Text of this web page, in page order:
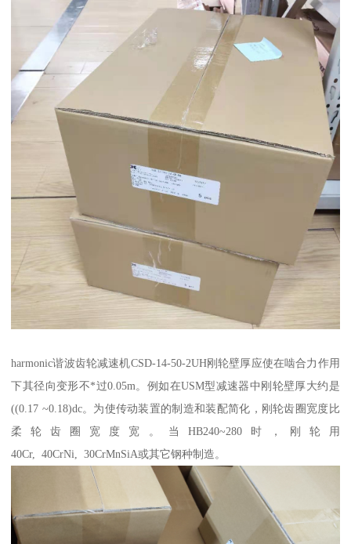
harmonic谐波齿轮减速机CSD-14-50-2UH刚轮壁厚应使在啮合力作用
下其径向变形不*过0.05m。例如在USM型减速器中刚轮壁厚大约是
((0.17 ~0.18)dc。为使传动装置的制造和装配简化，刚轮齿圈宽度比
柔轮齿圈宽度宽。当HB240~280时，刚轮用
40Cr, 40CrNi, 30CrMnSiA或其它钢种制造。